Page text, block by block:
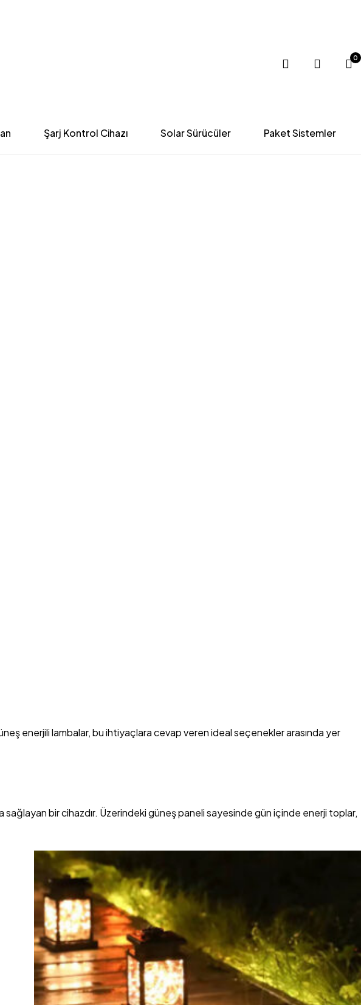
0
Şarj Kontrol Cihazı Solar Sürücüler Paket Sistemler
enerjili lambalar, bu ihtiyaçlara cevap veren ideal seçenekler arasında yer
sağlayan bir cihazdır. Üzerindeki güneş paneli sayesinde gün içinde enerji toplar,